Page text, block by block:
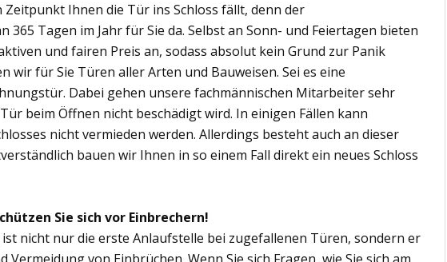
Zeitpunkt Ihnen die Tür ins Schloss fällt, denn der
365 Tagen im Jahr für Sie da. Selbst an Sonn- und Feiertagen bieten
und fairen Preis an, sodass absolut kein Grund zur Panik
wir für Sie Türen aller Arten und Bauweisen. Sei es eine
Dabei gehen unsere fachmännischen Mitarbeiter sehr
beim Öffnen nicht beschädigt wird. In einigen Fällen kann
nicht vermieden werden. Allerdings besteht auch an dieser
bauen wir Ihnen in so einem Fall direkt ein neues Schloss
Sie sich vor Einbrechern!
ist nicht nur die erste Anlaufstelle bei zugefallenen Türen, sondern er